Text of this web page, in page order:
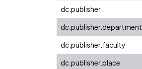
dc.publisher
dc.publisher.department
dc.publisher.faculty
dc.publisher.place